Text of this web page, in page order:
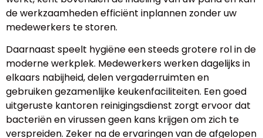
de werkzaamheden efficiënt inplannen zonder uw
medewerkers te storen.
Daarnaast speelt hygiëne een steeds grotere rol in de
moderne werkplek. Medewerkers werken dagelijks in
elkaars nabijheid, delen vergaderruimten en
gebruiken gezamenlijke keukenfaciliteiten. Een goed
uitgeruste kantoren reinigingsdienst zorgt ervoor dat
bacteriën en virussen geen kans krijgen om zich te
verspreiden. Zeker na de ervaringen van de afgelopen